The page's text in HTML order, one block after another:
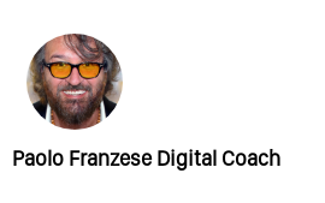
Paolo Franzese Digital Coach